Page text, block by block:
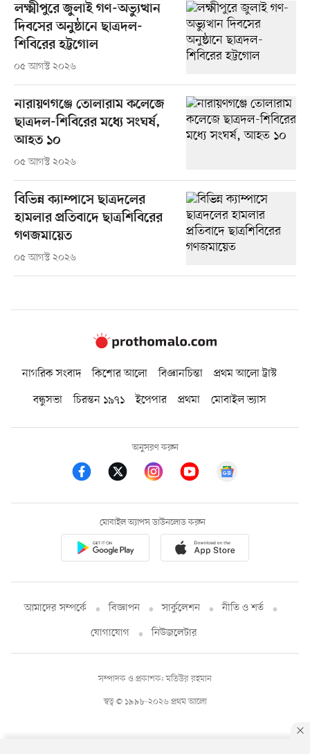
লক্ষ্মীপুরে জুলাই গণ-অভ্যুত্থান
দিবসের অনুষ্ঠানে ছাত্রদল-
শিবিরের হট্টগোল
০৫ আগস্ট ২০২৬
নারায়ণগঞ্জে তোলারাম কলেজে
ছাত্রদল-শিবিরের মধ্যে সংঘর্ষ,
আহত ১০
০৫ আগস্ট ২০২৬
বিভিন্ন ক্যাম্পাসে ছাত্রদলের
হামলার প্রতিবাদে ছাত্রশিবিরের
গণজমায়েত
০৫ আগস্ট ২০২৬
নাগরিক সংবাদ কিশোর আলো বিজ্ঞানচিন্তা
প্রথম আলো ট্রাস্ট
বন্ধুসভা
চিরন্তন ১৯৭১ ইপেপার প্রথমা মোবাইল ভ্যাস
অনুসরণ করুন
মোবাইল অ্যাপস ডাউনলোড করুন
আমাদের সম্পর্কে বিজ্ঞাপন সার্কুলেশন
নীতি ও শর্ত
যোগাযোগ
নিউজলেটার
স্বত্ব © ১৯৯৮-২০২৬ প্রথম আলো
সম্পাদক ও প্রকাশক: মতিউর রহমান